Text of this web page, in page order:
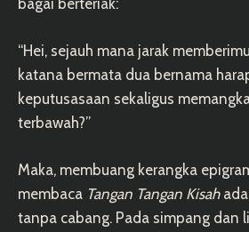
bagai berteriak:
“Hei, sejauh mana jarak
katana bermata dua bernama
keputusasaan sekaligus
terbawah?”
Maka, membuang kerangka
membaca Tangan Tangan Kisah
tanpa cabang. Pada simpang dan